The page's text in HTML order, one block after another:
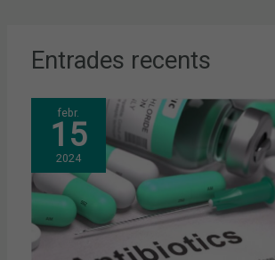
Entrades recents
febr.
15
2024